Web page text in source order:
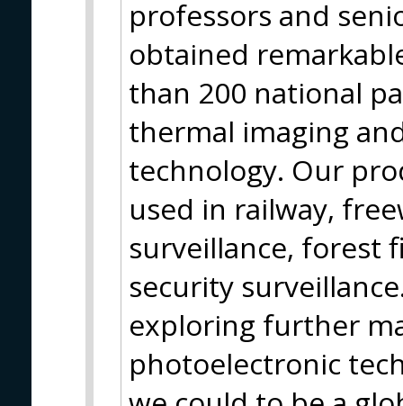
professors and
obtained
than 200 national
thermal imaging
technology. Our
used in railway,
surveillance, forest
security
exploring further
photoelectronic